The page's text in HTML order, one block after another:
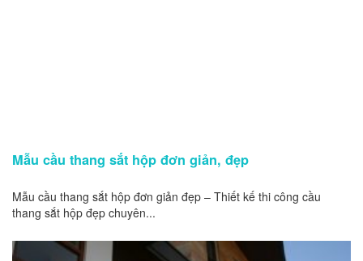
Mẫu cầu thang sắt hộp đơn giản, đẹp
Mẫu cầu thang sắt hộp đơn giản đẹp – Thiết kế thi công cầu
thang sắt hộp đẹp chuyên...